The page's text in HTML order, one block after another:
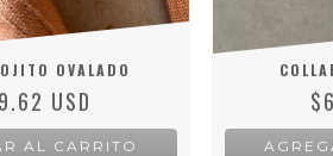
OVALADO
USD